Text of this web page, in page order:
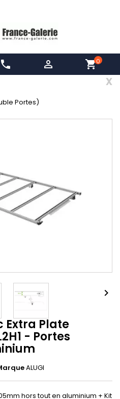
phone  shopping_cart0
x
Portes)

Extra Plate
- Portes
ALUGI
hors tout en aluminium + Kit